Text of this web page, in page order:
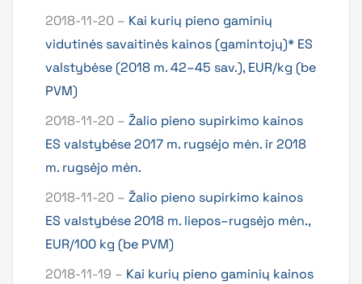
2018-11-20 – Kai kurių pieno gaminių
vidutinės savaitinės kainos (gamintojų)* ES
valstybėse (2018 m. 42–45 sav.), EUR/kg (be
PVM)
2018-11-20 – Žalio pieno supirkimo kainos
ES valstybėse 2017 m. rugsėjo mėn. ir 2018
m. rugsėjo mėn.
2018-11-20 – Žalio pieno supirkimo kainos
ES valstybėse 2018 m. liepos–rugsėjo mėn.,
EUR/100 kg (be PVM)
2018-11-19 – Kai kurių pieno gaminių kainos